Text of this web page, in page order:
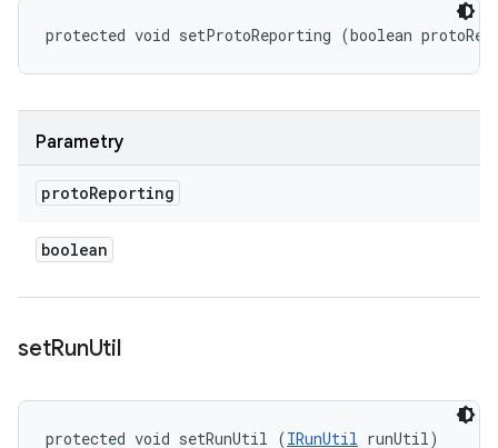
protected void setProtoReporting (boolean
Parametry
protoReporting
boolean
setRunUtil
protected void setRunUtil (IRunUtil runUtil)